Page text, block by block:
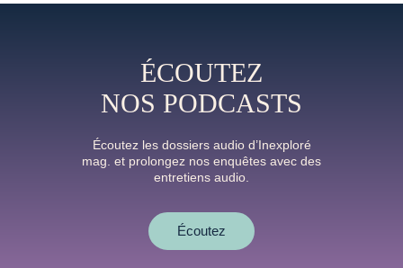
ÉCOUTEZ
NOS PODCASTS
Écoutez les dossiers audio d’Inexploré
mag. et prolongez nos enquêtes avec des
entretiens audio.
Écoutez